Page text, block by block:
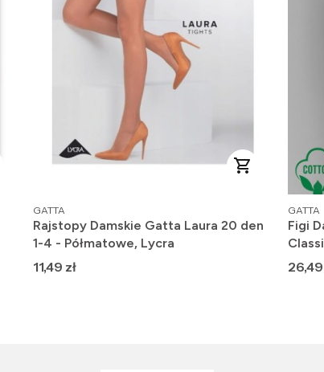
PRODUCENT
GATTA
Rajstopy Damskie Gatta Laura 20 den
1-4 - Półmatowe, Lycra
Cena
11,49 zł
GATTA
Figi
Cena
26,49